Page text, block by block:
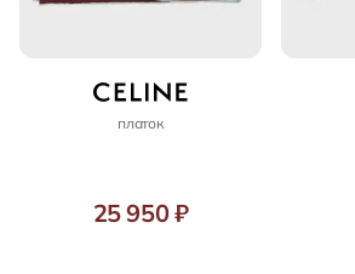
платок
25 950 ₽